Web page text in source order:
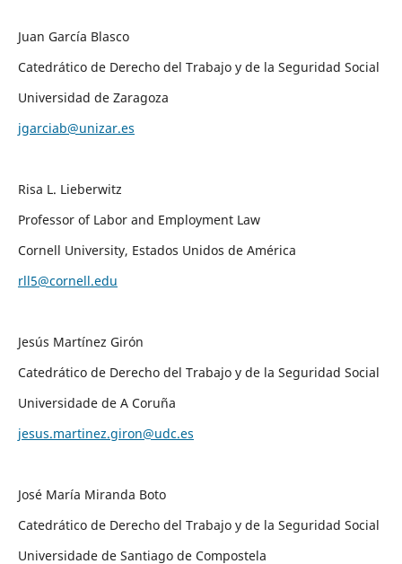
Juan García Blasco
Catedrático de Derecho del Trabajo y de la Seguridad Social
Universidad de Zaragoza
jgarciab@unizar.es
Risa L. Lieberwitz
Professor of Labor and Employment Law
Cornell University, Estados Unidos de América
rll5@cornell.edu
Jesús Martínez Girón
Catedrático de Derecho del Trabajo y de la Seguridad Social
Universidade de A Coruña
jesus.martinez.giron@udc.es
José María Miranda Boto
Catedrático de Derecho del Trabajo y de la Seguridad Social
Universidade de Santiago de Compostela